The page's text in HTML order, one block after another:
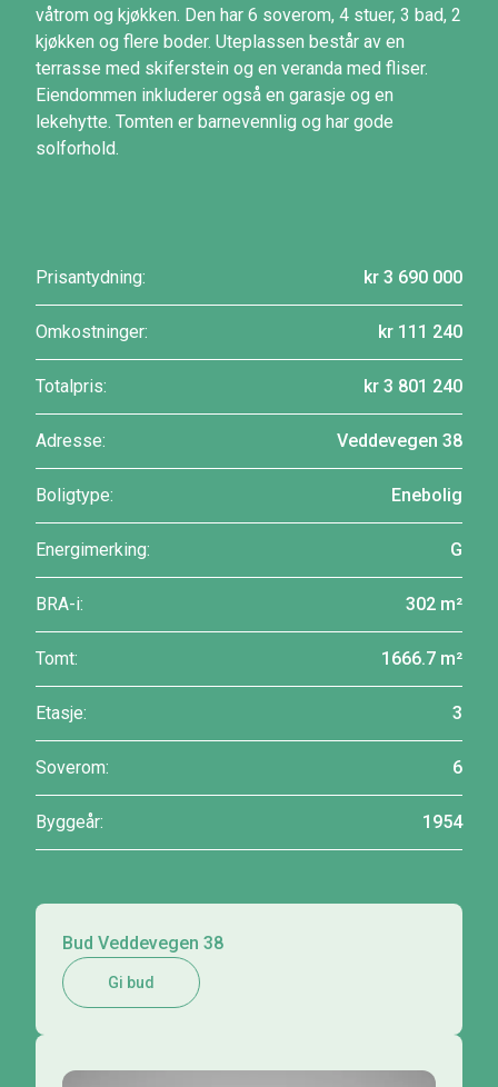
våtrom og kjøkken. Den har 6 soverom, 4 stuer, 3 bad, 2
kjøkken og flere boder. Uteplassen består av en
terrasse med skiferstein og en veranda med fliser.
Eiendommen inkluderer også en garasje og en
lekehytte. Tomten er barnevennlig og har gode
solforhold.
Prisantydning: kr 3 690 000
Omkostninger: kr 111 240
Totalpris: kr 3 801 240
Adresse: Veddevegen 38
Boligtype: Enebolig
Energimerking: G
BRA-i: 302 m²
Tomt: 1666.7 m²
Etasje: 3
Soverom: 6
Byggeår: 1954
Bud Veddevegen 38
Gi bud